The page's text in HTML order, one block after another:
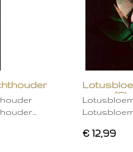
groen
€ 12,99